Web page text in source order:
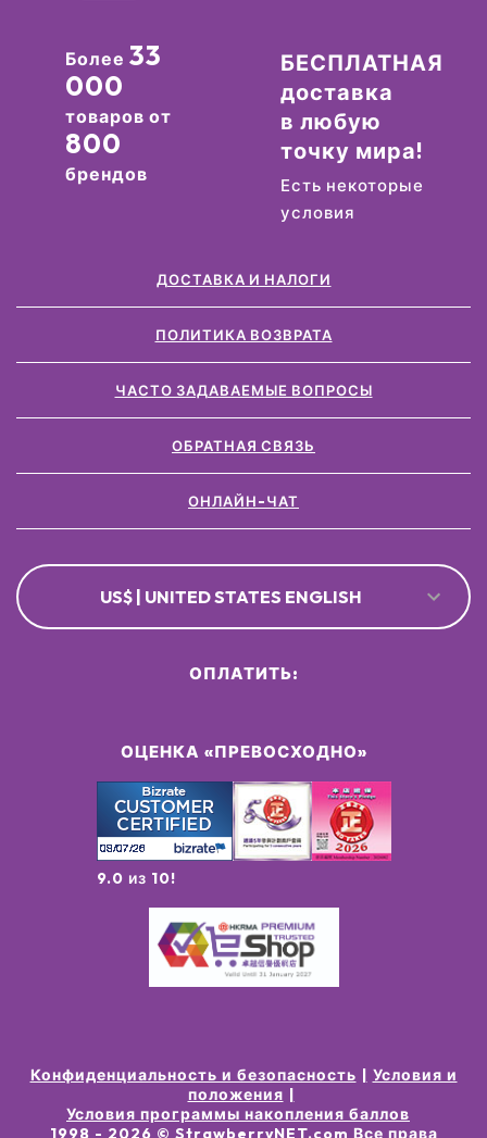
Более 33
000
товаров от
800
брендов
БЕСПЛАТНАЯ
доставка
в любую
точку мира!
Есть некоторые
условия
ДОСТАВКА И НАЛОГИ
ПОЛИТИКА ВОЗВРАТА
ЧАСТО ЗАДАВАЕМЫЕ ВОПРОСЫ
ОБРАТНАЯ СВЯЗЬ
ОНЛАЙН-ЧАТ
US$ | UNITED STATES ENGLISH
ОЦЕНКА «ПРЕВОСХОДНО»
9.0 из 10!
ОПЛАТИТЬ:
Конфиденциальность и безопасность
Условия и
положения
Условия программы накопления баллов
1998 - 2026 © StrawberryNET.com Все права